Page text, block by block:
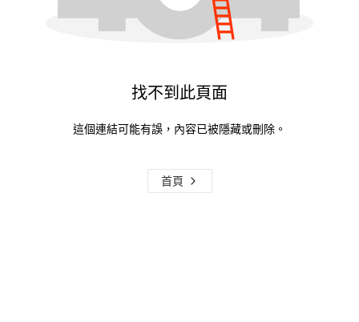
找不到此頁面
這個連結可能有誤，內容已被隱藏或刪除。
首頁